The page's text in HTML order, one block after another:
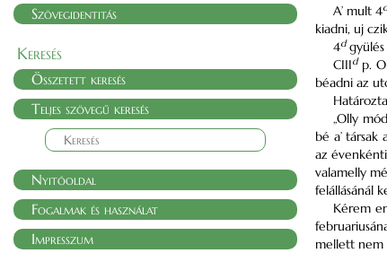
Szövegidentitás
Keresés
Összetett keresés
Teljes szövegű keresés
Nyitóoldal
Fogalmak és használat
Impresszum
A’ mult 4
kiadni, uj
4dgyülés
CIIIdp.
béadni az
„Olly
bé a’
az évenkénti
valamelly
felállásánál
Kérem
mellett